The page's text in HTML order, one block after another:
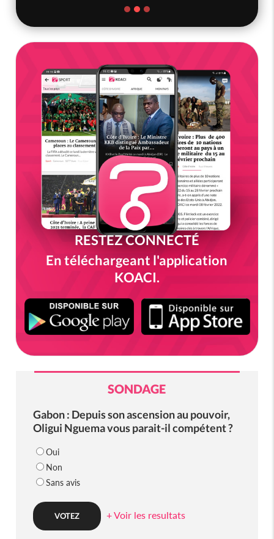
RESTEZ CONNECTÉ
En téléchargeant l'application
KOACI.
SONDAGE
Gabon : Depuis son ascension au pouvoir,
Oligui Nguema vous parait-il compétent ?
Oui
Non
Sans avis
+ Voir les resultats